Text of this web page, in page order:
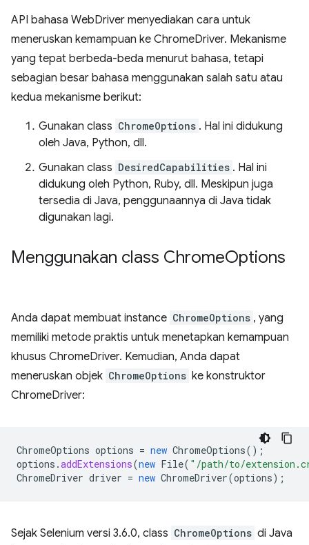
API bahasa WebDriver menyediakan cara untuk
meneruskan kemampuan ke ChromeDriver. Mekanisme
yang tepat berbeda-beda menurut bahasa, tetapi
sebagian besar bahasa menggunakan salah satu atau
kedua mekanisme berikut:
Gunakan class ChromeOptions . Hal ini didukung
oleh Java, Python, dll.
Gunakan class DesiredCapabilities . Hal ini
didukung oleh Python, Ruby, dll. Meskipun juga
tersedia di Java, penggunaannya di Java tidak
digunakan lagi.
Menggunakan class ChromeOptions
Anda dapat membuat instance ChromeOptions , yang
memiliki metode praktis untuk menetapkan kemampuan
khusus ChromeDriver. Kemudian, Anda dapat
meneruskan objek ChromeOptions ke konstruktor
ChromeDriver:
ChromeOptions options = new ChromeOptions();
options .addExtensions(new File( "/path/to/
ChromeDriver driver = new ChromeDriver(options);
Sejak Selenium versi 3.6.0, class ChromeOptions di Java